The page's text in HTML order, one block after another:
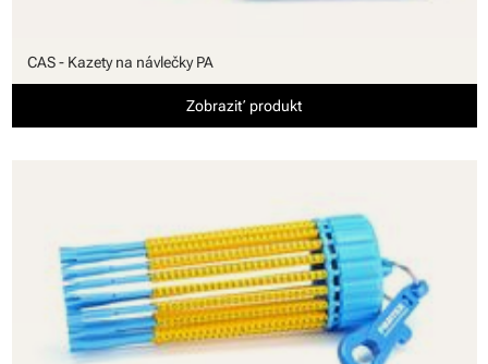
CAS - Kazety na návlečky PA
Zobraziť produkt